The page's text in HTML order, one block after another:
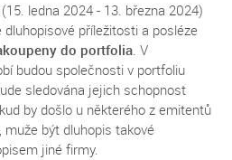
ledna 2024 - 13. března 2024)
dluhopisové příležitosti a posléze
do portfolia. V
budou společnosti v portfoliu
sledována jejich schopnost
by došlo u některého z emitentů
muže být dluhopis takové
jiné firmy.